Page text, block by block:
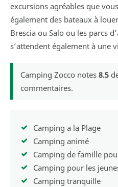
excursions agréables que
également des bateaux à
Brescia ou Salo ou les parcs
s’attendent également à une
Camping Zocco notes 8.5
commentaires.
Camping a la Plage
Camping animé
Camping de famille
Camping pour les
Camping tranquille